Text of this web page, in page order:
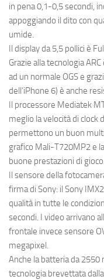
in pena 0,1-0,5 secondi,
appoggiando il dito con
umide.
Il display da 5,5 pollici è
Grazie alla tecnologia
ad un normale OGS e
dell’iPhone 6) è anche
Il processore Mediatek
meglio la velocità di clock
permettono un buon
grafico Mali-T720MP2 e
buone prestazioni di gioco.
Il sensore della
firma di Sony: il Sony
qualità in tutte le
secondi. I video arrivano
frontale invece sensore
megapixel.
Anche la batteria da 2550
tecnologia brevettata